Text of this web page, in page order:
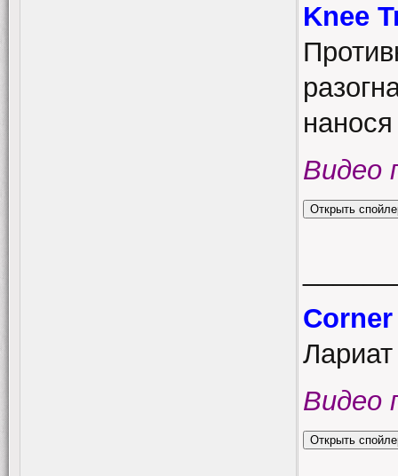
Knee
Видео
Лариат
Видео